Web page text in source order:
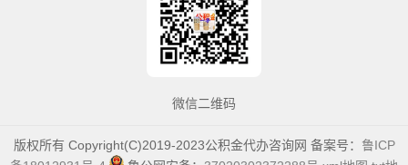
微信二维码
版权所有 Copyright(C)2019-2023公积金代办咨询网 备案号： 鲁ICP